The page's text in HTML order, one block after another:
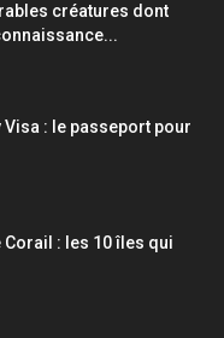
créatures dont
Visa : le passeport pour
: les 10 îles qui